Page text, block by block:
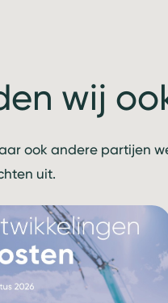
wij
ook andere partijen
uit.